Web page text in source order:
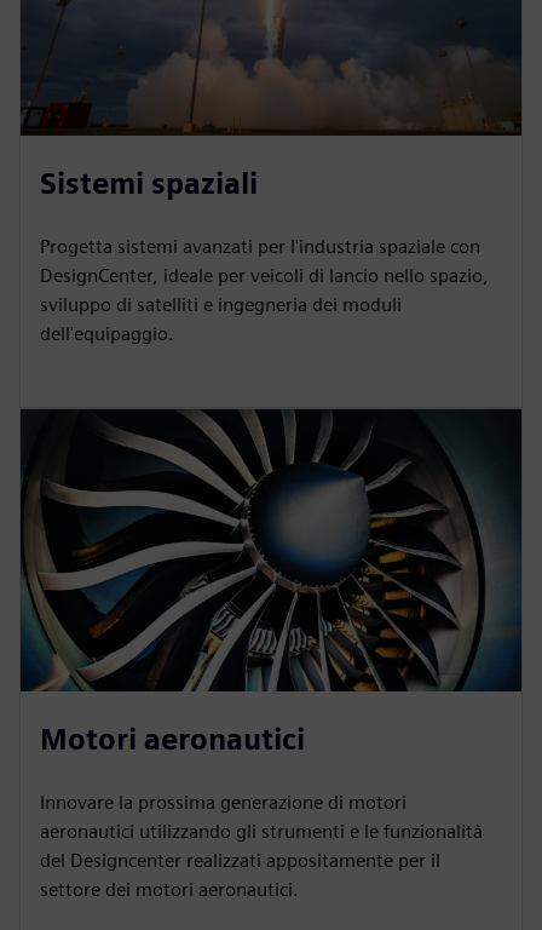
Sistemi spaziali
Progetta sistemi avanzati per l'industria spaziale con
DesignCenter, ideale per veicoli di lancio nello spazio,
sviluppo di satelliti e ingegneria dei moduli
dell'equipaggio.
Motori aeronautici
Innovare la prossima generazione di motori
aeronautici utilizzando gli strumenti e le funzionalità
del Designcenter realizzati appositamente per il
settore dei motori aeronautici.